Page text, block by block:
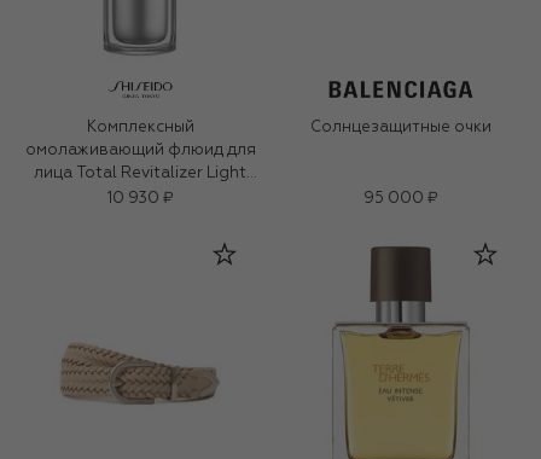
Комплексный
омолаживающий флюид для
лица Total Revitalizer Light
Fluid (70ml)
10 930 ₽
Солнцезащитные очки
95 000 ₽